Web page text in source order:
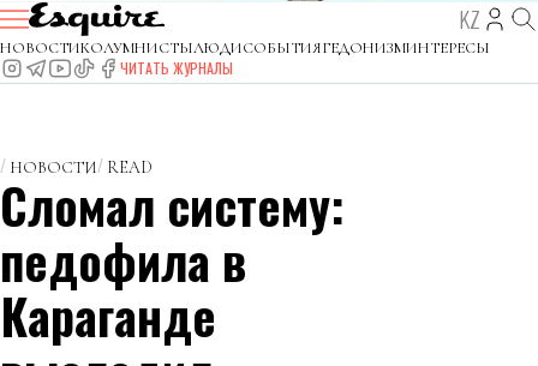
KZ
НОВОСТИКОЛУМНИСТЫЛЮДИСОБЫТИЯГЕДОНИЗМИНТЕРЕСЫ
ЧИТАТЬ ЖУРНАЛЫ
НОВОСТИ READ
Сломал систему:
педофила в
Караганде